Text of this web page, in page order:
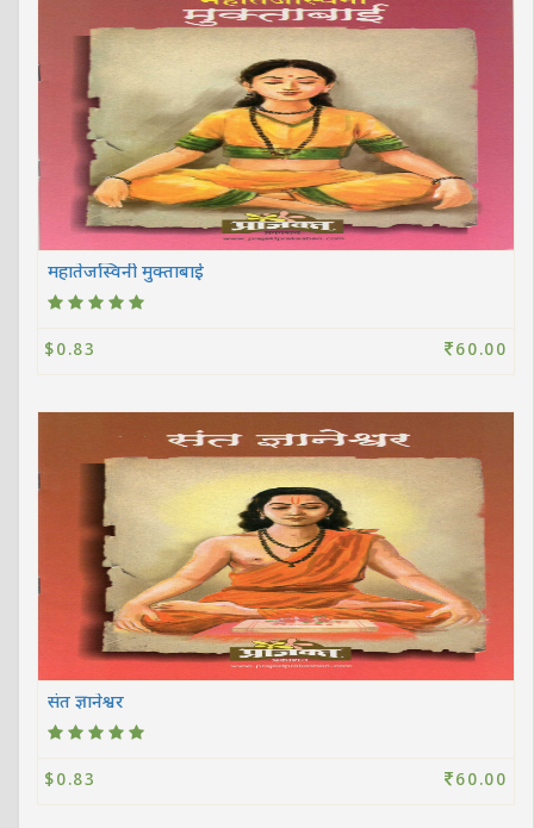
महातेजस्विनी मुक्ताबाई
$0.83 60.00
संत ज्ञानेश्वर
$0.83 60.00